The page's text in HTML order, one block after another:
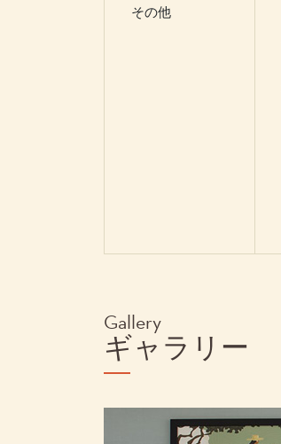
その他
Gallery
ギャラリー